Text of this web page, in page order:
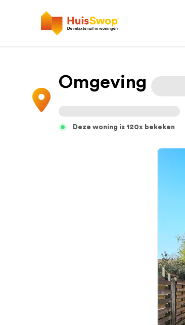
Omgeving
Deze woning is 120x bekeken